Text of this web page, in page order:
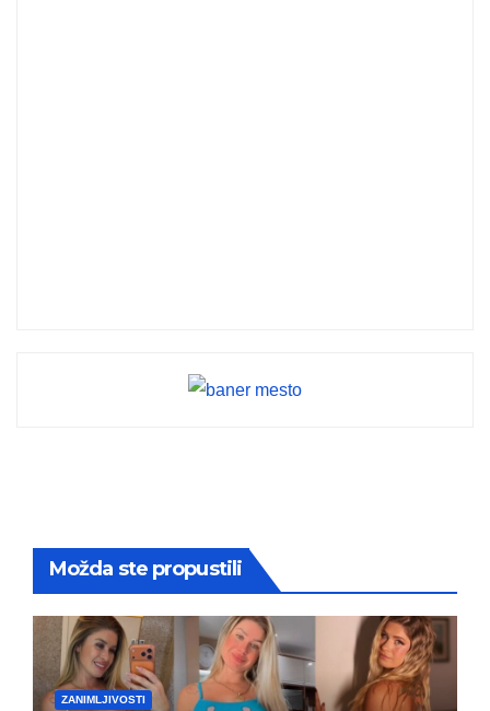
Možda ste propustili
ZANIMLJIVOSTI